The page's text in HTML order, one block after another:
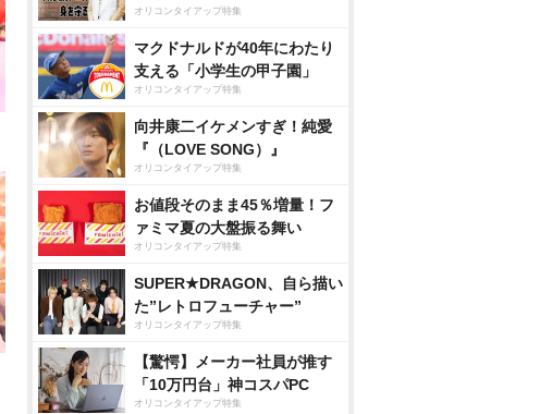
オリコンタイアップ特集
マクドナルドが40年にわたり
支える「小学生の甲子園」
オリコンタイアップ特集
向井康二イケメンすぎ！純愛
『（LOVE SONG）』
オリコンタイアップ特集
お値段そのまま45％増量！フ
ァミマ夏の大盤振る舞い
オリコンタイアップ特集
SUPER★DRAGON、自ら描い
た”レトロフューチャー”
オリコンタイアップ特集
【驚愕】メーカー社員が推す
「10万円台」神コスパPC
オリコンタイアップ特集